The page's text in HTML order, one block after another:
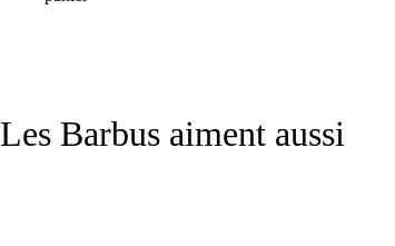
Les Barbus aiment aussi